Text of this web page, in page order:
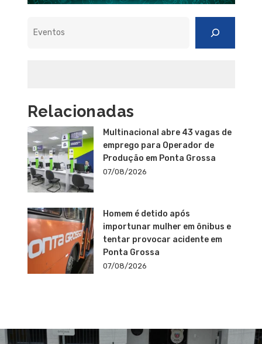
Relacionadas
Multinacional abre 43 vagas de
emprego para Operador de
Produção em Ponta Grossa
07/08/2026
Homem é detido após
importunar mulher em ônibus e
tentar provocar acidente em
Ponta Grossa
07/08/2026